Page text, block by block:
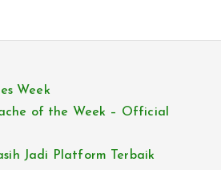
Week
of the Week – Official
Jadi Platform Terbaik